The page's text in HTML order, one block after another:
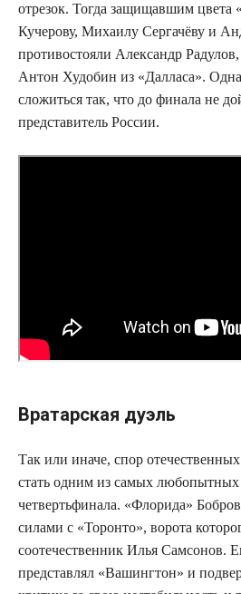
отрезок. Тогда защищавшим
Кучерову, Михаилу Сергачёву и
противостояли Александр
Антон Худобин из «Далласа».
сложиться так, что до финала не
представитель России.
Вратарская дуэль
Так или иначе, спор
стать одним из самых
четвертьфинала. «Флорида»
силами с «Торонто», ворота
соотечественник Илья Самсонов.
представлял «Вашингтон» и